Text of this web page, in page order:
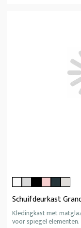
Schuifdeurkast
Kledingkast met
voor spiegel